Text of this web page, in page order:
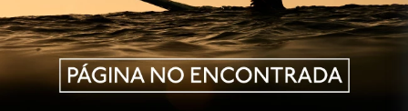
PANTALONETA
4. GORRA
BERMUDAS